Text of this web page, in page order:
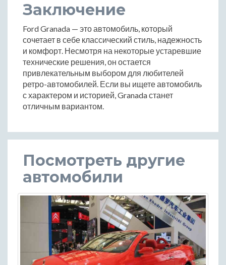
Заключение
Ford Granada — это автомобиль, который
сочетает в себе классический стиль, надежность
и комфорт. Несмотря на некоторые устаревшие
технические решения, он остается
привлекательным выбором для любителей
ретро-автомобилей. Если вы ищете автомобиль
с характером и историей, Granada станет
отличным вариантом.
Посмотреть другие
автомобили